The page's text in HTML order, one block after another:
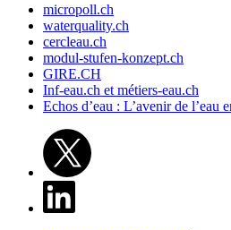
micropoll.ch
waterquality.ch
cercleau.ch
modul-stufen-konzept.ch
GIRE.CH
Inf-eau.ch et métiers-eau.ch
Echos d’eau : L’avenir de l’eau